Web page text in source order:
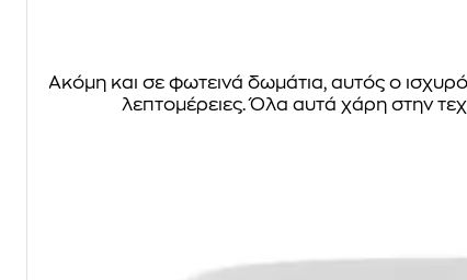
Ακόμη και σε φωτεινά δωμάτια, αυτός ο
λεπτομέρειες. Όλα αυτά χάρη στην